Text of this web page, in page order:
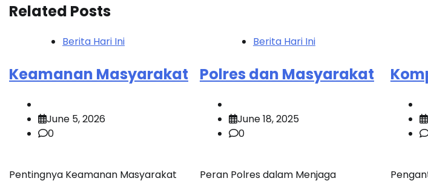
Related Posts
Berita Hari Ini
Keamanan Masyarakat
June 5, 2026
0
Pentingnya Keamanan Masyarakat
Berita Hari Ini
Polres dan Masyarakat
June 18, 2025
0
Peran Polres dalam Menjaga